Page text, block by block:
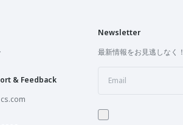
& Feedback
Newsletter
最新情報をお見逃しなく！